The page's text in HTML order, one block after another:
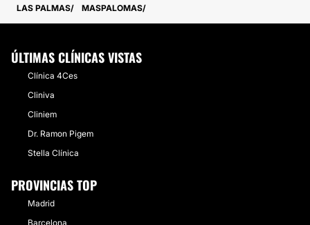
LAS PALMAS
MASPALOMAS
ÚLTIMAS CLÍNICAS VISTAS
Clínica 4Ces
Cliniva
Cliniem
Dr. Ramon Pigem
Stella Clínica
PROVINCIAS TOP
Madrid
Barcelona